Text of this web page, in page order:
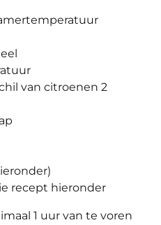
van citroenen 2
recept hieronder
1 uur van te voren